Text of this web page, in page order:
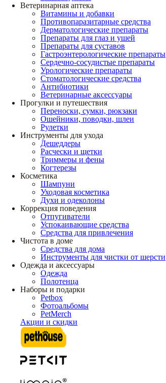
Ветеринарная аптека
Витамины и добавки
Противопаразитарные средства
Дерматологические препараты
Препараты для глаз и ушей
Препараты для суставов
Гастроэнтерологические препараты
Сердечно-сосудистые препараты
Урологические препараты
Стоматологические средства
Антибиотики
Ветеринарные аксессуары
Прогулки и путешествия
Переноски, сумки, рюкзаки
Ошейники, поводки, шлеи
Рулетки
Инструменты для ухода
Дешеддеры
Расчески и щетки
Триммеры и фены
Когтерезы
Косметика
Шампуни
Уходовая косметика
Духи и одеколоны
Коррекция поведения
Отпугиватели
Успокаивающие средства
Средства для привлечения
Чистота в доме
Средства для дома
Инструменты для чистки от шерсти
Одежда и аксессуары
Одежда
Полотенца
Наборы и подарки
Petbox
Фотоальбомы
PetMerch
Акции и скидки